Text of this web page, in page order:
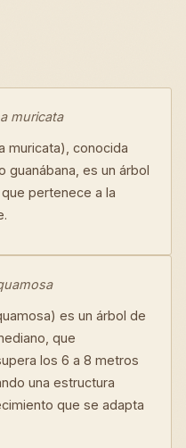
muricata
muricata), conocida
guanábana, es un árbol
pertenece a la
es un árbol de
que
los 6 a 8 metros
una estructura
que se adapta